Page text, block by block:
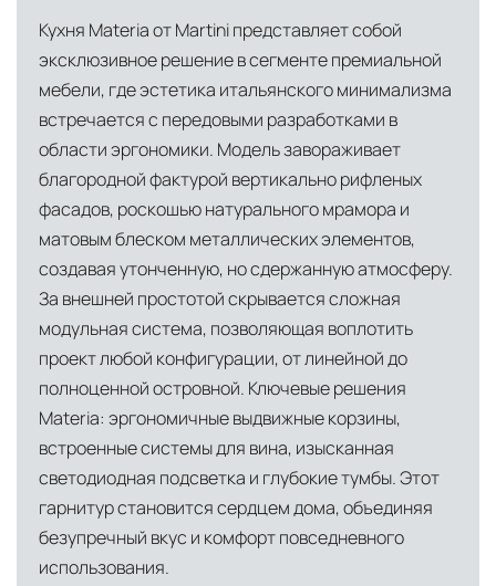
Индивидуальные условия для крупных
проектов, включая оплату по банковской
гарантии
Италии, откуда осуществляется прямое
снабжение мебелью, дверными конструкциями
и осветительными приборами. Это позволяет
нам гарантировать качество товара на всех
этапах транспортировки и исключить
посредников.
Собственные складские комплексыМы
складскими объектами в Москве, где хранятся
товары в надлежащих климатических
условиях. Наличие собственной
инфраструктуры позволяет сократить сроки
доставки и обеспечить полный контроль над
сохранностью продукции.
Глобальная сеть распределительных
центров
Помимо Москвы, мы располагаем
логистическими узлами в ключевых
Кухня Materia от Martini представляет собой
эксклюзивное решение в сегменте премиальной
мебели, где эстетика итальянского минимализма
встречается с передовыми разработками в
области эргономики. Модель завораживает
благородной фактурой вертикально рифленых
фасадов, роскошью натурального мрамора и
матовым блеском металлических элементов,
создавая утонченную, но сдержанную атмосферу.
За внешней простотой скрывается сложная
модульная система, позволяющая воплотить
проект любой конфигурации, от линейной до
полноценной островной. Ключевые решения
Materia: эргономичные выдвижные корзины,
встроенные системы для вина, изысканная
светодиодная подсветка и глубокие тумбы. Этот
гарнитур становится сердцем дома, объединяя
безупречный вкус и комфорт повседневного
использования.